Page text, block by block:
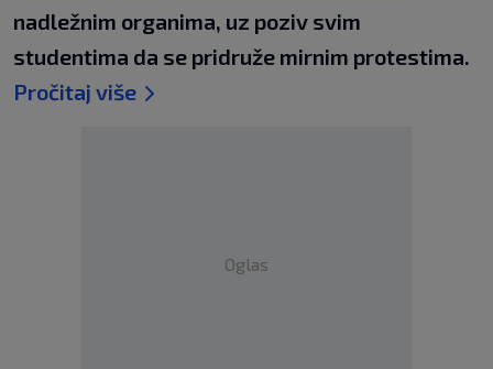
nadležnim organima, uz poziv svim
studentima da se pridruže mirnim protestima.
Pročitaj više
Oglas